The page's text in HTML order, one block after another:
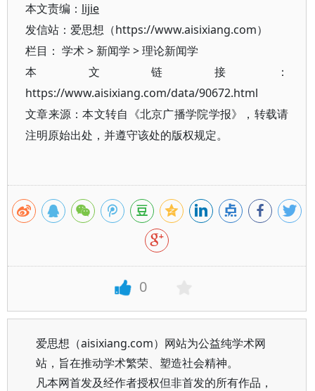
本文责编： lijie
发信站：爱思想（https://www.aisixiang.com）
栏目： 学术> 新闻学 >理论新闻学
本文链接：
https://www.aisixiang.com/data/90672.html
文章来源：本文转自《北京广播学院学报》，转载请
注明原始出处，并遵守该处的版权规定。
0
爱思想（aisixiang.com）网站为公益纯学术网
站，旨在推动学术繁荣、塑造社会精神。
凡本网首发及经作者授权但非首发的所有作品，